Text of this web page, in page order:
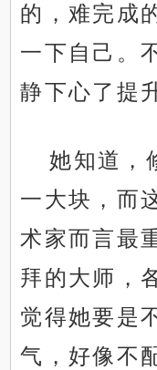
的，难完成
一下自己。
静下心了提
她知道，
一大块，而
术家而言最
拜的大师，
觉得她要是
气，好像不